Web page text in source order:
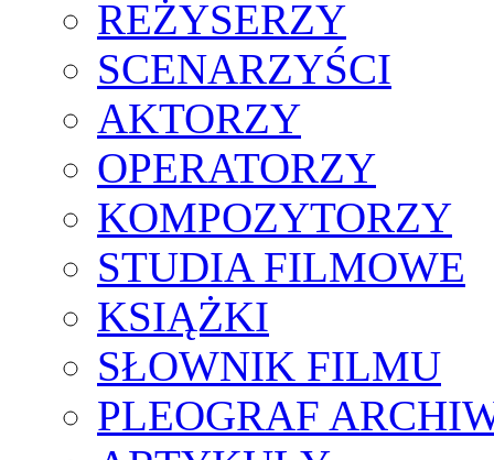
REŻYSERZY
SCENARZYŚCI
AKTORZY
OPERATORZY
KOMPOZYTORZY
STUDIA FILMOWE
KSIĄŻKI
SŁOWNIK FILMU
PLEOGRAF